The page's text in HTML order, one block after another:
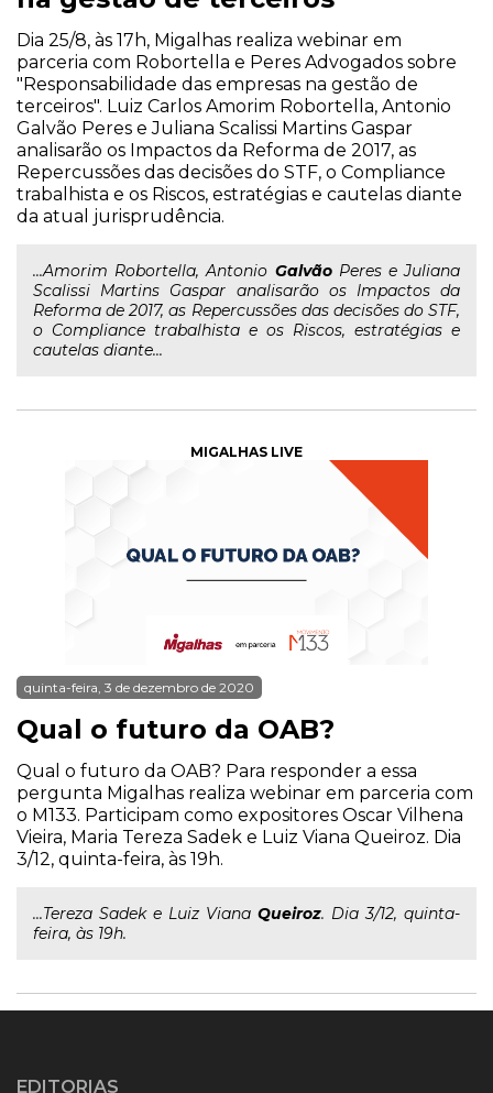
Dia 25/8, às 17h, Migalhas realiza webinar em
parceria com Robortella e Peres Advogados sobre
"Responsabilidade das empresas na gestão de
terceiros". Luiz Carlos Amorim Robortella, Antonio
Galvão Peres e Juliana Scalissi Martins Gaspar
analisarão os Impactos da Reforma de 2017, as
Repercussões das decisões do STF, o Compliance
trabalhista e os Riscos, estratégias e cautelas diante
da atual jurisprudência.
...Amorim Robortella, Antonio GalvãoPeres e Juliana
Scalissi Martins Gaspar analisarão os Impactos da
Reforma de 2017, as Repercussões das decisões do STF,
o Compliance trabalhista e os Riscos, estratégias e
cautelas diante...
MIGALHAS LIVE
quinta-feira, 3 de dezembro de 2020
Qual o futuro da OAB?
Qual o futuro da OAB? Para responder a essa
pergunta Migalhas realiza webinar em parceria com
o M133. Participam como expositores Oscar Vilhena
Vieira, Maria Tereza Sadek e Luiz Viana Queiroz. Dia
3/12, quinta-feira, às 19h.
...Tereza Sadek e Luiz Viana Queiroz. Dia 3/12, quinta-
feira, às 19h.
EDITORIAS